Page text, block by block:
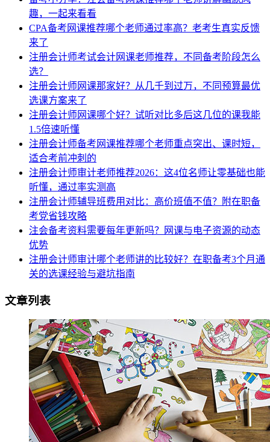
趣，一起来看看
CPA备考网课推荐哪个老师通过率高？老考生真实反馈
来了
注册会计师考试会计网课老师推荐，不同备考阶段怎么
选？
注册会计师网课那家好？从几千到过万，不同预算最优
选课方案来了
注册会计师网课哪个好？试听对比多后这几位的课我能
1.5倍速听懂
注册会计师备考网课推荐哪个老师重点突出、课时短，
适合考前冲刺的
注册会计师审计老师推荐2026：这4位名师让零基础也能
听懂，通过率实测高
注册会计师辅导班费用对比：高价班值不值？附在职备
考党省钱攻略
注会备考资料需要每年更新吗？网课与电子资源的动态
优势
注册会计师审计哪个老师讲的比较好？在职备考3个月通
关的选课经验与避坑指南
文章列表